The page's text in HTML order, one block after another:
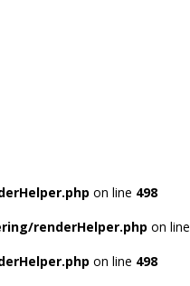
on line 498
renderHelper.php on line
on line 498